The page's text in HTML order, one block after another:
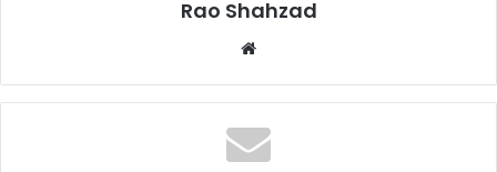
Rao Shahzad
Website